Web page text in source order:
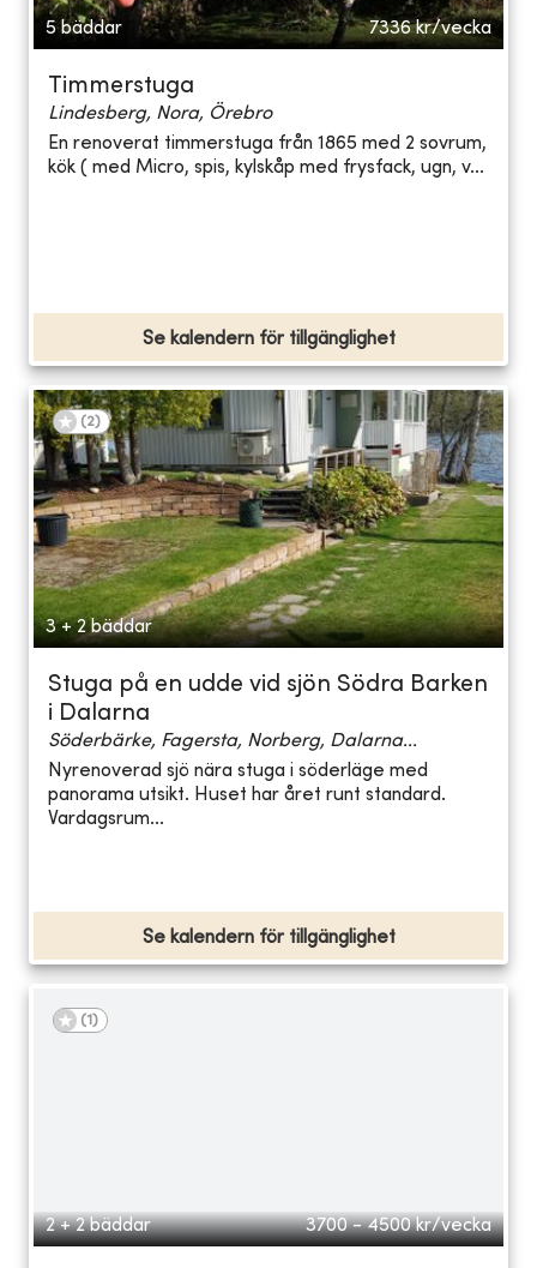
5 bäddar 7336 kr/vecka
Timmerstuga
Lindesberg, Nora, Örebro
En renoverat timmerstuga från 1865 med 2 sovrum,
kök ( med Micro, spis, kylskåp med frysfack, ugn, v...
Se kalendern för tillgänglighet
(2)
3 + 2 bäddar
Stuga på en udde vid sjön Södra Barken
i Dalarna
Söderbärke, Fagersta, Norberg, Dalarna...
Nyrenoverad sjö nära stuga i söderläge med
panorama utsikt. Huset har året runt standard.
Vardagsrum...
Se kalendern för tillgänglighet
(1 )
2 + 2 bäddar 3700 - 4500 kr/vecka